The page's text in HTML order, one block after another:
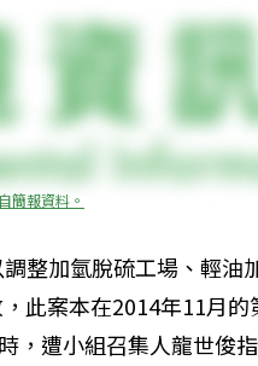
簡報資料。
整加氫脫硫工場、輕油
此案本在2014年11月
，遭小組召集人龍世俊